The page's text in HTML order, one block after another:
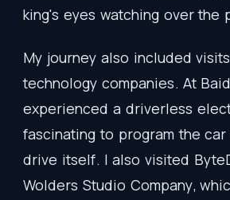
king's eyes watching over the
My journey also included visits
technology companies. At
experienced a driverless
fascinating to program the car
drive itself. I also visited
Wolders Studio Company,